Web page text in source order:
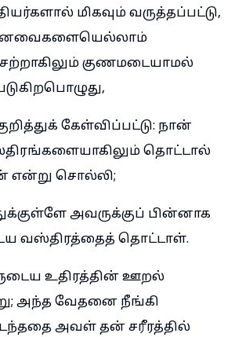
மிகவும் வருத்தப்பட்டு,
குணமடையாமல்
கேள்விப்பட்டு: நான்
தொட்டால்
சொல்லி;
அவருக்குப் பின்னாக
வஸ்திரத்தைத் தொட்டாள்.
உதிரத்தின் ஊறல்
அந்த வேதனை நீங்கி
அவள் தன் சரீரத்தில்